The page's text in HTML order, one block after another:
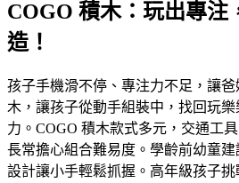
COGO 積木：玩出專注
造！
孩子手機滑不停、專注力不足，讓
木，讓孩子從動手組裝中，找回玩
力。COGO 積木款式多元，交通工
長常擔心組合難易度。學齡前幼童
設計讓小手輕鬆抓握。高年級孩子挑